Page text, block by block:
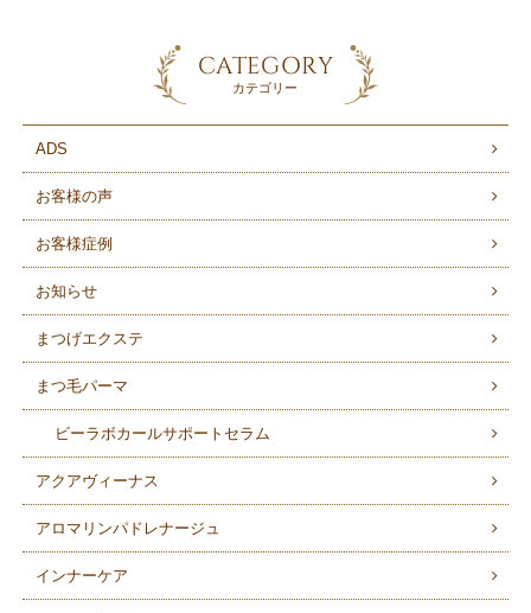
CATEGORY
カテゴリー
ADS
お客様の声
お客様症例
お知らせ
まつげエクステ
まつ毛パーマ
ビーラボカールサポートセラム
アクアヴィーナス
アロマリンパドレナージュ
インナーケア